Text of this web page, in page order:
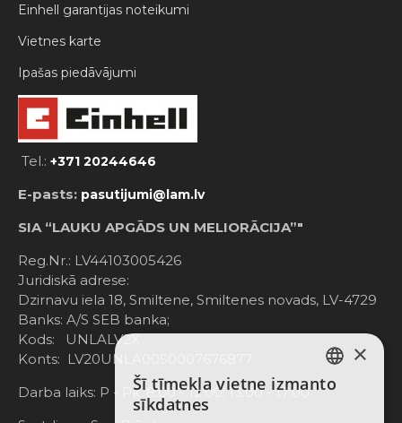
Einhell garantijas noteikumi
Vietnes karte
Ipašas piedāvājumi
Tel.: +371 20244646
E-pasts: pasutijumi@lam.lv
SIA “LAUKU APGĀDS UN MELIORĀCIJA”"
Reg.Nr.: LV44103005426
Juridiskā adrese:
Dzirnavu iela 18, Smiltene, Smiltenes novads, LV-4729
Banks: A/S SEB banka;
Kods: UNLALV2X
Konts: LV20UNLA0050007676877
Darba laiks: P - Pk. 8:00 - 12:00; 13:00 - 17:00
LATVIAN
×
Šī tīmekļa vietne izmanto
sīkdatnes